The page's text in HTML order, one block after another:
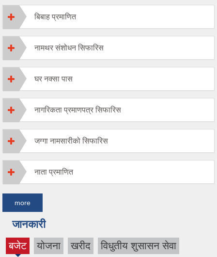
बिबाह प्रमाणित
नामथर संशोधन सिफारिस
घर नक्सा पास
नागरिकता प्रमाणपत्र सिफारिस
जग्गा नामसारीको सिफारिस
नाता प्रमाणित
more
जानकारी
बजेट
(active
योजना खरीद विधुतीय शुसासन सेवा